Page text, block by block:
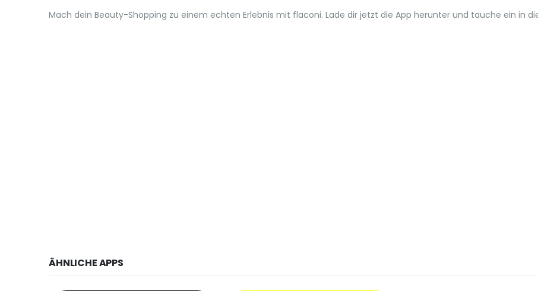
Mach dein Beauty-Shopping zu einem echten Erlebnis mit flaconi. Lade dir jetzt die App herunter und tauche ein in
ÄHNLICHE APPS